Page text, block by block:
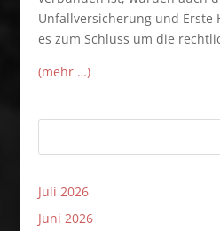
Unfallversicherung und Erste
es zum Schluss um die
(mehr …)
Juli 2026
Juni 2026